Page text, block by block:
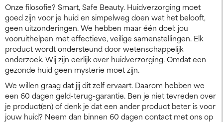
Onze filosofie? Smart, Safe Beauty. Huidverzorging moet
goed zijn voor je huid en simpelweg doen wat het belooft,
geen uitzonderingen. We hebben maar één doel: jou
vooruithelpen met effectieve, veilige samenstellingen. Elk
product wordt ondersteund door wetenschappelijk
onderzoek. Wij zijn eerlijk over huidverzorging. Omdat een
gezonde huid geen mysterie moet zijn.
We willen graag dat jij dit zelf ervaart. Daarom hebben we
een 60 dagen geld-terug-garantie. Ben je niet tevreden over
je product(en) of denk je dat een ander product beter is voor
jouw huid? Neem dan binnen 60 dagen contact met ons op